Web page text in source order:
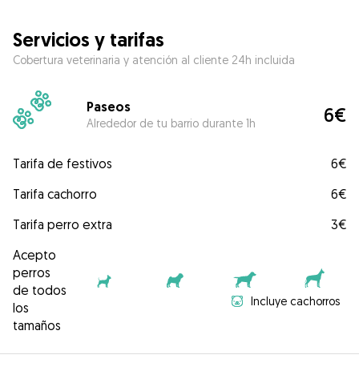
Servicios y tarifas
Cobertura veterinaria y atención al cliente 24h incluida
Paseos
Alrededor de tu barrio durante 1h 6€
Tarifa de festivos
6€
Tarifa cachorro
6€
Tarifa perro extra
3€
Acepto
perros
de todos
los
tamaños
Incluye cachorros